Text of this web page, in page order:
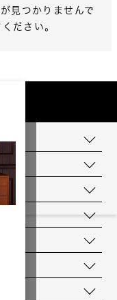
見つかりませんで
ださい。